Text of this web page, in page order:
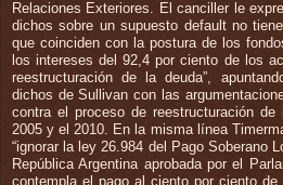
Relaciones Exteriores. El canciller le
dichos sobre un supuesto default no
que coinciden con la postura de los
los intereses del 92,4 por ciento de los
reestructuración de la deuda”,
dichos de Sullivan con las
contra el proceso de reestructuración
2005 y el 2010. En la misma línea
“ignorar la ley 26.984 del Pago Soberano
República Argentina aprobada por el
contempla el pago al ciento por ciento de